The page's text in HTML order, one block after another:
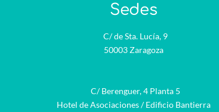
Sedes
C/ de Sta. Lucía, 9
50003 Zaragoza
C/ Berenguer, 4 Planta 5
Hotel de Asociaciones / Edificio Bantierra